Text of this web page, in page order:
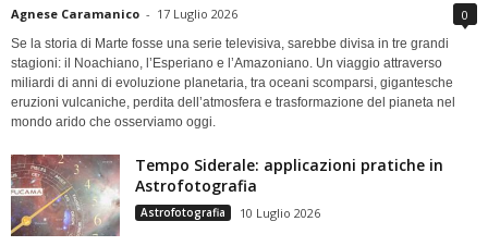
Agnese Caramanico - 17 Luglio 2026 0
Se la storia di Marte fosse una serie televisiva, sarebbe divisa in tre grandi
stagioni: il Noachiano, l’Esperiano e l’Amazoniano. Un viaggio attraverso
miliardi di anni di evoluzione planetaria, tra oceani scomparsi, gigantesche
eruzioni vulcaniche, perdita dell’atmosfera e trasformazione del pianeta nel
mondo arido che osserviamo oggi.
Tempo Siderale: applicazioni pratiche in
Astrofotografia
Astrofotografia 10 Luglio 2026